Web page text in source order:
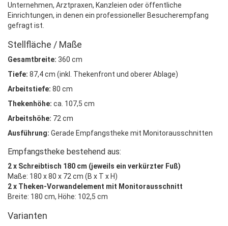
Unternehmen, Arztpraxen, Kanzleien oder öffentliche
Einrichtungen, in denen ein professioneller Besucherempfang
gefragt ist.
Stellfläche / Maße
Gesamtbreite: 360 cm
Tiefe: 87,4 cm (inkl. Thekenfront und oberer Ablage)
Arbeitstiefe: 80 cm
Thekenhöhe: ca. 107,5 cm
Arbeitshöhe: 72 cm
Ausführung: Gerade Empfangstheke mit Monitorausschnitten
Empfangstheke bestehend aus:
2 x Schreibtisch 180 cm (jeweils ein verkürzter Fuß)
Maße: 180 x 80 x 72 cm (B x T x H)
2 x Theken-Vorwandelement mit Monitorausschnitt
Breite: 180 cm, Höhe: 102,5 cm
Varianten